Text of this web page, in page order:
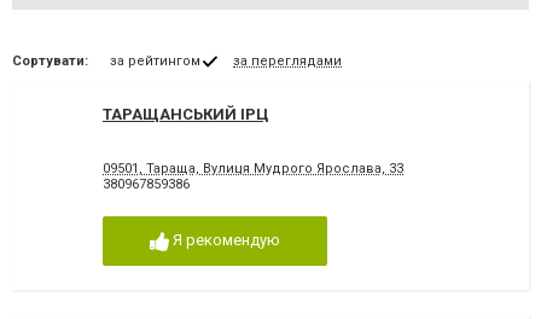
Сортувати: за рейтингом за переглядами
ТАРАЩАНСЬКИЙ ІРЦ
09501, Тараща, Вулиця Мудрого Ярослава, 33
380967859386
Я рекомендую